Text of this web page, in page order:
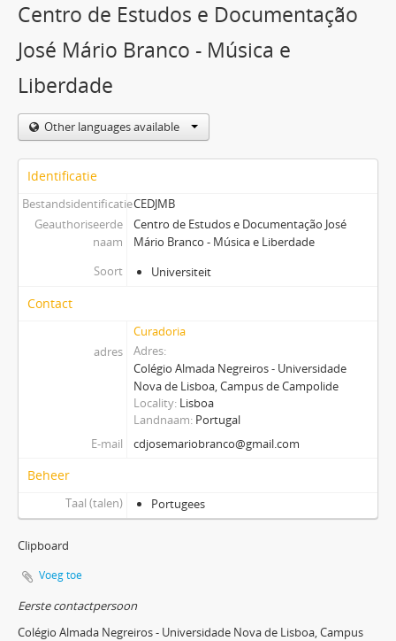
Centro de Estudos e Documentação
José Mário Branco - Música e
Liberdade
Other languages available
Identificatie
BestandsidentificatieCEDJMB
Geauthoriseerde
naam
Centro de Estudos e Documentação José
Mário Branco - Música e Liberdade
Soort
Universiteit
Contact
Curadoria
adres
Adres
Colégio Almada Negreiros - Universidade
Nova de Lisboa, Campus de Campolide
Locality Lisboa
Landnaam Portugal
E-mail
cdjosemariobranco@gmail.com
Beheer
Taal (talen) Portugees
Clipboard
Voeg toe
Eerste contactpersoon
Colégio Almada Negreiros - Universidade Nova de Lisboa, Campus